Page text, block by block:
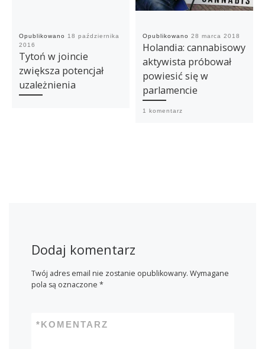
Opublikowano
18 października
2016
Tytoń w joincie
zwiększa potencjał
uzależnienia
Opublikowano 28 marca 2018
Holandia: cannabisowy
aktywista próbował
powiesić się w
parlamencie
1 komentarz
Dodaj komentarz
Twój adres email nie zostanie opublikowany. Wymagane
pola są oznaczone *
KOMENTARZ
*